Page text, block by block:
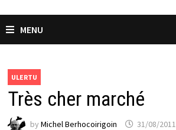
MENU
ULERTU
Très cher marché
by Michel Berhocoirigoin 31/08/2011